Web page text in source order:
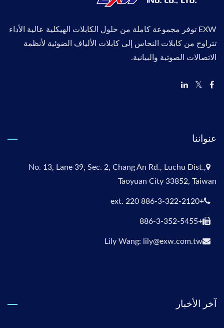
EXW توفر مجموعة كاملة من حلول الكابلات الهيكلية عالية الأداء
تتراوح من كابلات النحاس إلى كابلات الألياف الضوئية لأنظمة
الاتصالات الصوتية والبيانية.
عنواننا
No. 13, Lane 39, Sec. 2, Chang An Rd., Luchu Dist.,
Taoyuan City 33852, Taiwan
+886-3-322-2120 ext. 220
+886-3-352-5455
Lily Wang: lily@exw.com.tw
آخر الأخبار